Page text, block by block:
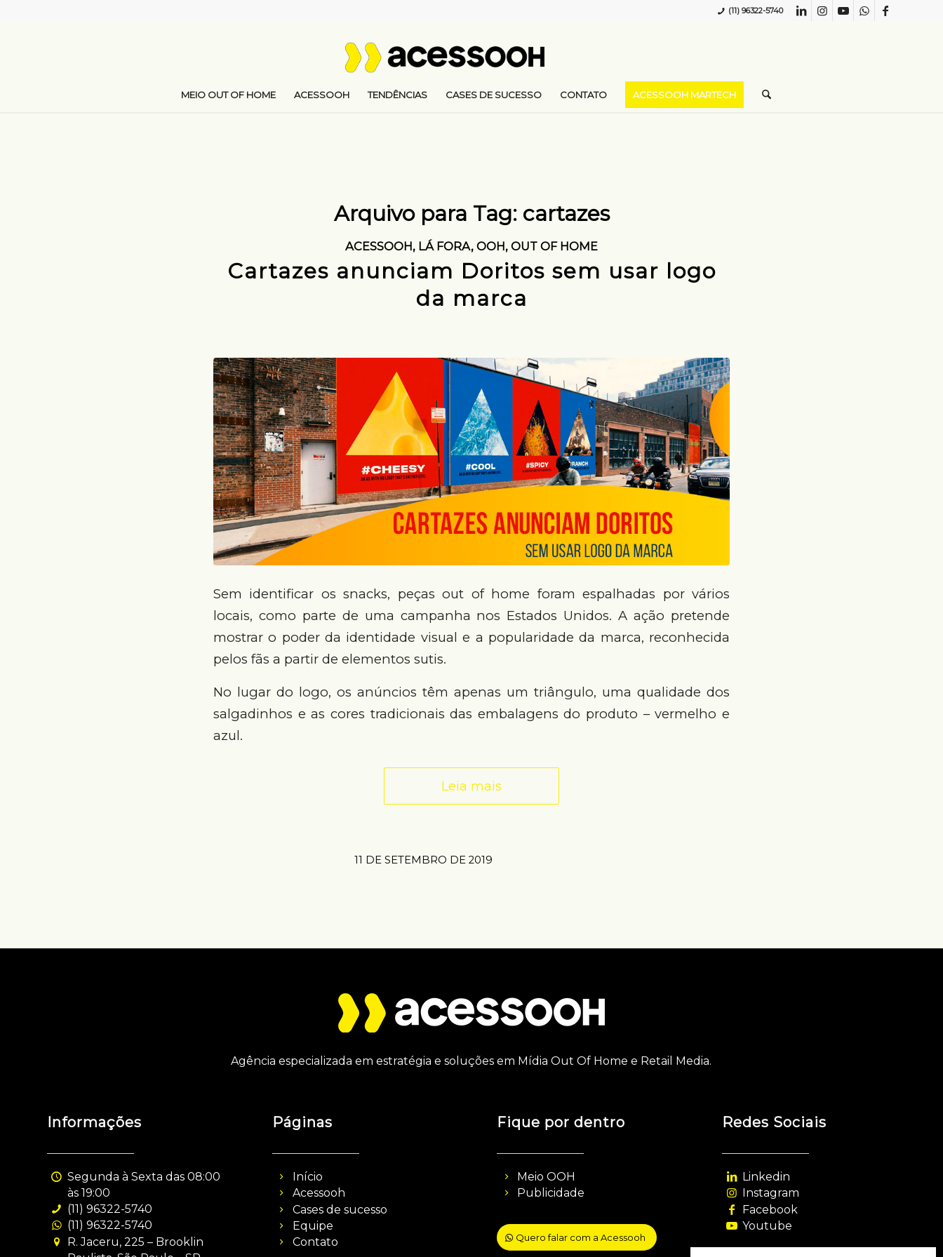
(11) 96322-5740
MEIO OUT OF HOME ACESSOOH TENDÊNCIAS CASES DE SUCESSO CONTATO ACESSOOH MARTECH
Arquivo para Tag: cartazes
ACESSOOH, LÁ FORA, OOH, OUT OF HOME
Cartazes anunciam Doritos sem usar logo
da marca
Sem identificar os snacks, peças out of home foram espalhadas por vários
locais, como parte de uma campanha nos Estados Unidos. A ação pretende
mostrar o poder da identidade visual e a popularidade da marca, reconhecida
pelos fãs a partir de elementos sutis.
No lugar do logo, os anúncios têm apenas um triângulo, uma qualidade dos
salgadinhos e as cores tradicionais das embalagens do produto – vermelho e
azul.
Leia mais
11 DE SETEMBRO DE 2019
Agência especializada em estratégia e soluções em Mídia Out Of Home e Retail Media.
Informações
Segunda à Sexta das 08:00
às 19:00
(11) 96322-5740
(11) 96322-5740
R. Jaceru, 225 – Brooklin
Páginas
Início
Acessooh
Cases de sucesso
Equipe
Contato
Fique por dentro
Meio OOH
Publicidade
Quero falar com a Acessooh
Redes Sociais
Linkedin
Instagram
Facebook
Youtube